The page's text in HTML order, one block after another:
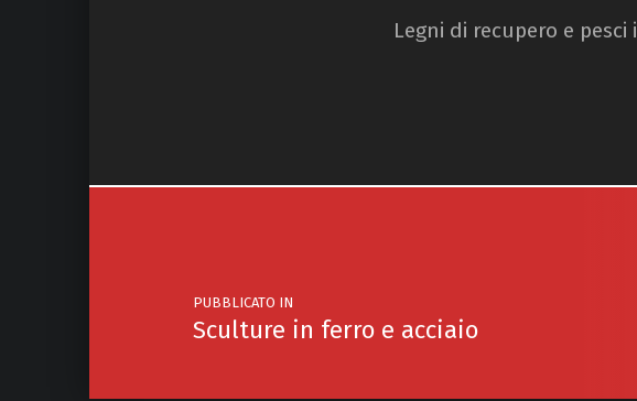
Legni di recupero e
Navigazione articoli
PUBBLICATO IN
Sculture in ferro e acciaio